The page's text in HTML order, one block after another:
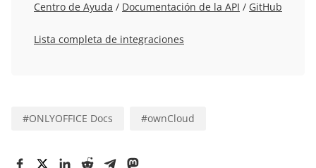
Centro de Ayuda / Documentación de la API / GitHub
Lista completa de integraciones
#ONLYOFFICE Docs #ownCloud